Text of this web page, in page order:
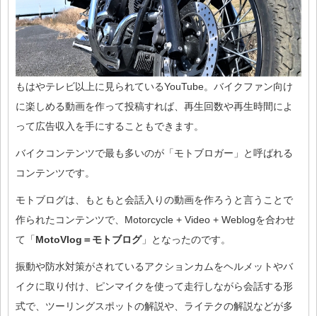
もはやテレビ以上に見られているYouTube。バイクファン向け
に楽しめる動画を作って投稿すれば、再生回数や再生時間によ
って広告収入を手にすることもできます。
バイクコンテンツで最も多いのが「モトブロガー」と呼ばれる
コンテンツです。
モトブログは、もともと会話入りの動画を作ろうと言うことで
作られたコンテンツで、Motorcycle + Video + Weblogを合わせ
て「MotoVlog＝モトブログ」となったのです。
振動や防水対策がされているアクションカムをヘルメットやバ
イクに取り付け、ピンマイクを使って走行しながら会話する形
式で、ツーリングスポットの解説や、ライテクの解説などが多